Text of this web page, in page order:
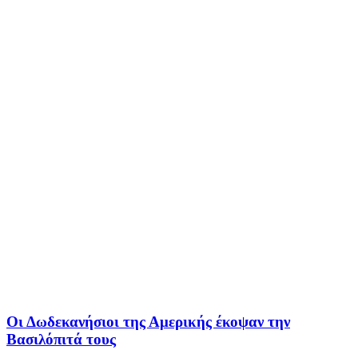
Οι Δωδεκανήσιοι της Αμερικής έκοψαν την
Βασιλόπιτά τους